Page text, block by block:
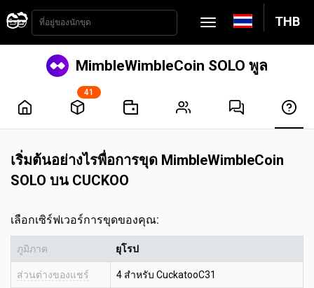
THB
MimbleWimbleCoin SOLO พูล
41
เริ่มต้นอย่างไรพื่อการขุด MimbleWimbleCoin
SOLO บน CUCKOO
เลือกเซิร์ฟเวอร์การขุดของคุณ:
ภูมิภาค ยุโรป
ส่วนต่างของแชร์ 4 สำหรับ CuckatooC31